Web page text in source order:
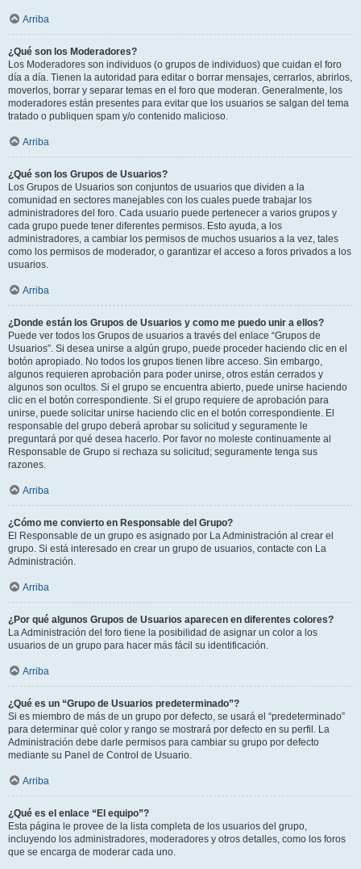
Arriba
¿Qué son los Moderadores?
Los Moderadores son individuos (o grupos de individuos) que cuidan el foro
día a día. Tienen la autoridad para editar o borrar mensajes, cerrarlos, abrirlos,
moverlos, borrar y separar temas en el foro que moderan. Generalmente, los
moderadores están presentes para evitar que los usuarios se salgan del tema
tratado o publiquen spam y/o contenido malicioso.
Arriba
¿Qué son los Grupos de Usuarios?
Los Grupos de Usuarios son conjuntos de usuarios que dividen a la
comunidad en sectores manejables con los cuales puede trabajar los
administradores del foro. Cada usuario puede pertenecer a varios grupos y
cada grupo puede tener diferentes permisos. Esto ayuda, a los
administradores, a cambiar los permisos de muchos usuarios a la vez, tales
como los permisos de moderador, o garantizar el acceso a foros privados a los
usuarios.
Arriba
¿Donde están los Grupos de Usuarios y como me puedo unir a ellos?
Puede ver todos los Grupos de usuarios a través del enlace “Grupos de
Usuarios”. Si desea unirse a algún grupo, puede proceder haciendo clic en el
botón apropiado. No todos los grupos tienen libre acceso. Sin embargo,
algunos requieren aprobación para poder unirse, otros están cerrados y
algunos son ocultos. Si el grupo se encuentra abierto, puede unirse haciendo
clic en el botón correspondiente. Si el grupo requiere de aprobación para
unirse, puede solicitar unirse haciendo clic en el botón correspondiente. El
responsable del grupo deberá aprobar su solicitud y seguramente le
preguntará por qué desea hacerlo. Por favor no moleste continuamente al
Responsable de Grupo si rechaza su solicitud; seguramente tenga sus
razones.
Arriba
¿Cómo me convierto en Responsable del Grupo?
El Responsable de un grupo es asignado por La Administración al crear el
grupo. Si está interesado en crear un grupo de usuarios, contacte con La
Administración.
Arriba
¿Por qué algunos Grupos de Usuarios aparecen en diferentes colores?
La Administración del foro tiene la posibilidad de asignar un color a los
usuarios de un grupo para hacer más fácil su identificación.
Arriba
¿Qué es un “Grupo de Usuarios predeterminado”?
Si es miembro de más de un grupo por defecto, se usará el “predeterminado”
para determinar qué color y rango se mostrará por defecto en su perfil. La
Administración debe darle permisos para cambiar su grupo por defecto
mediante su Panel de Control de Usuario.
Arriba
¿Qué es el enlace “El equipo”?
Esta página le provee de la lista completa de los usuarios del grupo,
incluyendo los administradores, moderadores y otros detalles, como los foros
que se encarga de moderar cada uno.